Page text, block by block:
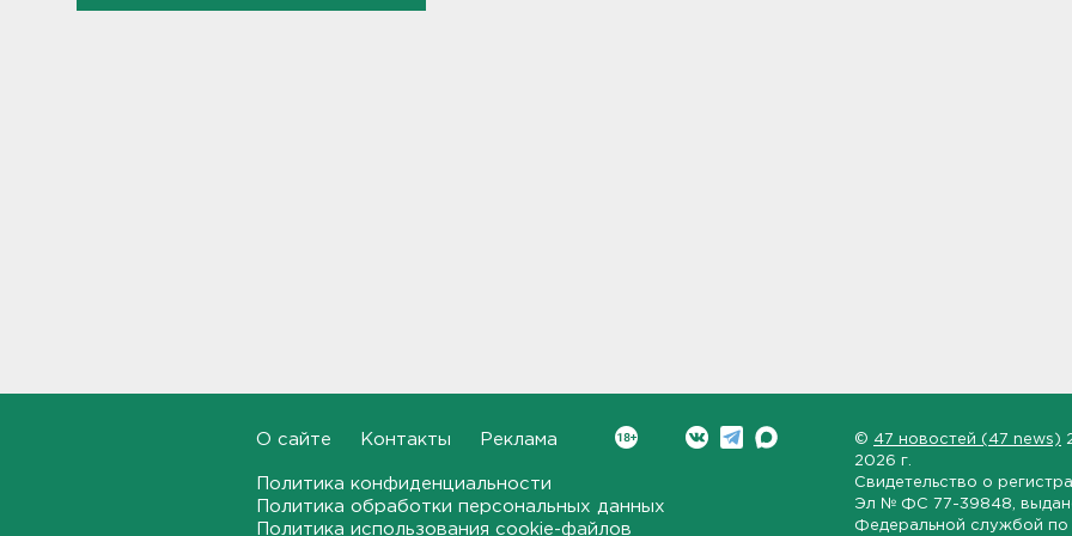
перинатального центра
О сайте Контакты Реклама
Политика конфиденциальности
Политика обработки персональных данных
Политика использования cookie-файлов
© 47 новостей (47 news)
2026 г.
Свидетельство о
Эл № ФС 77-39848 ,
Федеральной службой по